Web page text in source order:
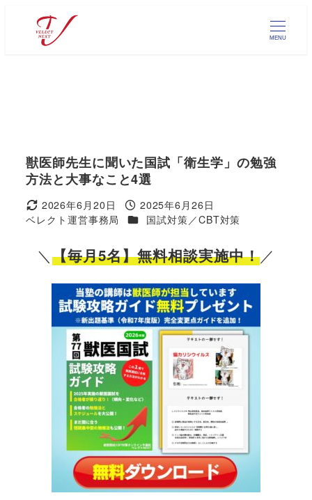
MENU
獣医師先生に聞いた国試「衛生学」の勉強
方法と大事なこと4選
更新日2026年6月20日 投稿日2025年6月26日
著
ベレクト運営事務局 カテゴリー
国試対策／CBT対策
＼【毎月5名】無料相談実施中！／